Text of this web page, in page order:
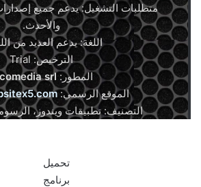
والأحدث.
اللغة: يدعم العديد من
الترخيص: Trial
المطور:srl
الموقع الرسمي:
التصنيف: تطبيقات ويندوز،
تحميل
برنامج